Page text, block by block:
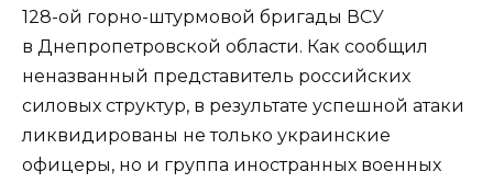
128-ой горно-штурмовой бригады ВСУ
в Днепропетровской области. Как сообщил
неназванный представитель российских
силовых структур, в результате успешной атаки
ликвидированы не только украинские
офицеры, но и группа иностранных военных